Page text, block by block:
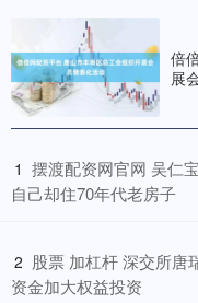
倍
展
1 摆渡配资网官网 吴仁
自己却住70年代老房子
2 股票 加杠杆 深交所唐
资金加大权益投资